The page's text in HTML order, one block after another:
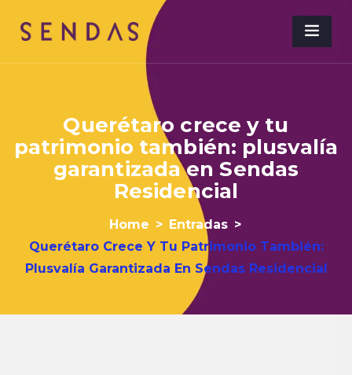
Querétaro crece y tu
patrimonio también: plusvalía
garantizada en Sendas
Residencial
Home > Entradas >
Querétaro Crece Y Tu Patrimonio También:
Plusvalía Garantizada En Sendas Residencial